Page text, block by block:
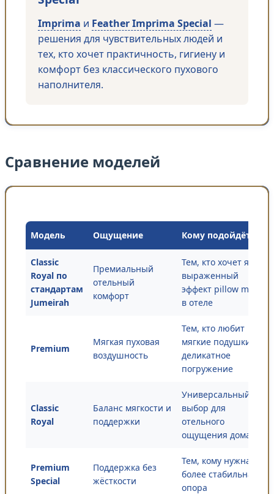
Imprima и Feather Imprima Special —
решения для чувствительных людей и
тех, кто хочет практичность, гигиену и
комфорт без классического пухового
наполнителя.
Сравнение моделей
Модель Ощущение Кому подойдёт
Classic
Royal по
стандартам
Jumeirah
Премиальный
отельный
комфорт
Тем, кто хочет ярко
выраженный
эффект pillow menu
в отеле
Premium
Мягкая пуховая
воздушность
Тем, кто любит
мягкие подушки и
деликатное
погружение
Classic
Royal
Баланс мягкости и
поддержки
Универсальный
выбор для
отельного
ощущения дома
Premium
Special
Поддержка без
жёсткости
Тем, кому нужна
более стабильная
опора